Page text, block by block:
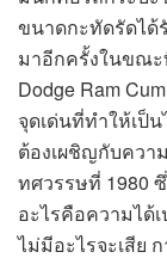
ขนาดกะทัดรัดได้
มาอีกครั้งในขณะ
Dodge Ram
จุดเด่นที่ทำให้เป็
ต้องเผชิญกับควา
ทศวรรษที่ 1980
อะไรคือความได้
ไม่มีอะไรจะเสีย